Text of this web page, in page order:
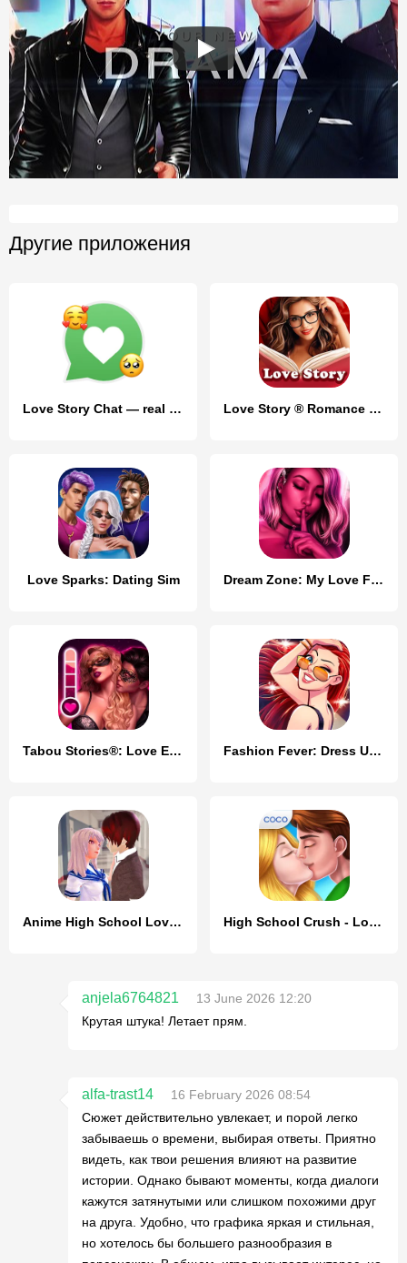
Другие приложения
Love Story Chat — real stories Love Story ® Romance Games
Love Sparks: Dating Sim Dream Zone: My Love Fantasy
Tabou Stories®: Love Episodes Fashion Fever: Dress Up Game
Anime High School Love Story High School Crush - Love Story
anjela6764821
13 June 2026 12:20
Крутая штука! Летает прям.
alfa-trast14
16 February 2026 08:54
Сюжет действительно увлекает, и порой легко
забываешь о времени, выбирая ответы. Приятно
видеть, как твои решения влияют на развитие
истории. Однако бывают моменты, когда диалоги
кажутся затянутыми или слишком похожими друг
на друга. Удобно, что графика яркая и стильная,
но хотелось бы большего разнообразия в